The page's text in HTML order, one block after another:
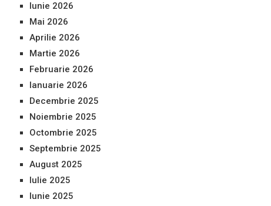
Iunie 2026
Mai 2026
Aprilie 2026
Martie 2026
Februarie 2026
Ianuarie 2026
Decembrie 2025
Noiembrie 2025
Octombrie 2025
Septembrie 2025
August 2025
Iulie 2025
Iunie 2025